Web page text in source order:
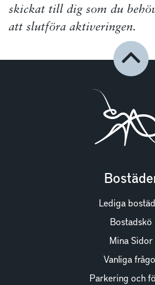
skickat till dig som du
att slutföra aktiveringen.
Lediga
Bostadskö
Mina Sidor
Vanliga
Parkering och